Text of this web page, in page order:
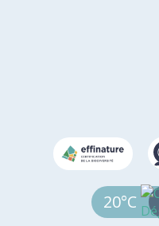
20°C